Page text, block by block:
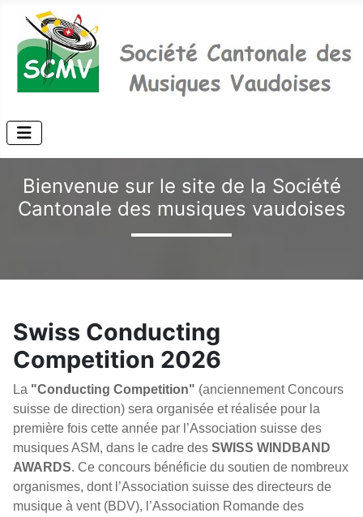
Bienvenue sur le site de la Société
Cantonale des musiques vaudoises
Swiss Conducting
Competition 2026
La "Conducting Competition" (anciennement Concours
suisse de direction) sera organisée et réalisée pour la
première fois cette année par l’Association suisse des
musiques ASM, dans le cadre des SWISS WINDBAND
AWARDS. Ce concours bénéficie du soutien de nombreux
organismes, dont l’Association suisse des directeurs de
musique à vent (BDV), l’Association Romande des